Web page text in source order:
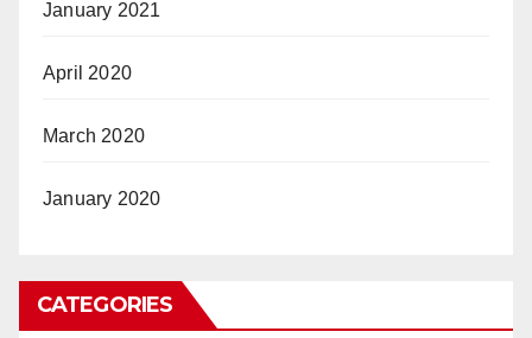
January 2021
April 2020
March 2020
January 2020
CATEGORIES